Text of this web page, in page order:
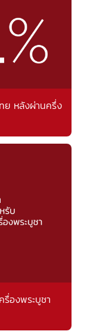
ย หลังผ่านครึ่ง
รื่องพระบูชา